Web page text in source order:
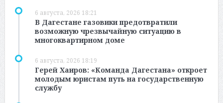
6 августа, 2026 18:21
В Дагестане газовики предотвратили
возможную чрезвычайную ситуацию в
многоквартирном доме
6 августа, 2026 18:19
Герей Хаиров: «Команда Дагестана» откроет
молодым юристам путь на государственную
службу